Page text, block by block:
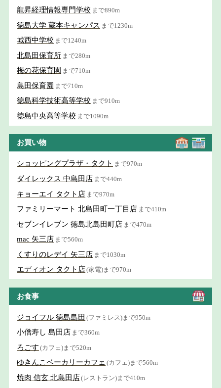
龍昇経理情報専門学校 まで890m
徳島大学 蔵本キャンパス まで1230m
城西中学校 まで1240m
北島田保育所 まで280m
梅の花保育園 まで710m
島田保育園 まで710m
徳島科学技術高等学校 まで910m
徳島中央高等学校 まで1090m
お買い物
ショッピングプラザ・タクト まで970m
ダイレックス 中島田店 まで440m
キョーエイ タクト店 まで970m
ファミリーマート 北島田町一丁目店 まで410m
セブンイレブン 徳島北島田町店 まで470m
mac 矢三店 まで560m
くすりのレデイ 矢三店 まで1030m
エディオン タクト店(家電)まで970m
お食事
ジョイフル 徳島島田 (ファミレス)まで950m
小僧寿し 島田店 まで360m
ろごす (カフェ)まで520m
ゆきんこベーカリーカフェ (カフェ)まで560m
焼肉 信玄 北島田店(レストラン)まで410m